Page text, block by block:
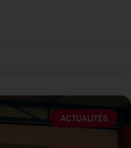
ACTUALITÉS